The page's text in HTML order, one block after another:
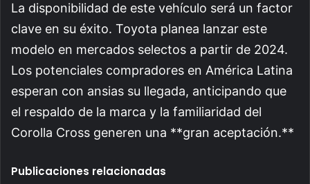
La disponibilidad de este vehículo será un factor
clave en su éxito. Toyota planea lanzar este
modelo en mercados selectos a partir de 2024.
Los potenciales compradores en América Latina
esperan con ansias su llegada, anticipando que
el respaldo de la marca y la familiaridad del
Corolla Cross generen una **gran aceptación.**
Publicaciones relacionadas